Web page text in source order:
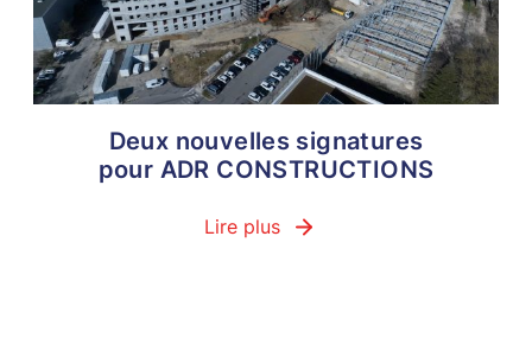
Deux nouvelles signatures
pour ADR CONSTRUCTIONS
Lire plus